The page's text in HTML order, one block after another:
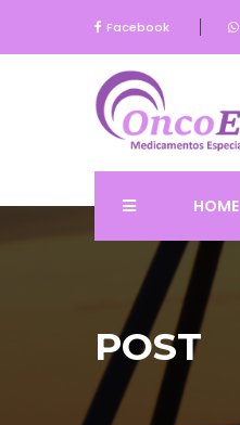
Facebook
HOME
POST